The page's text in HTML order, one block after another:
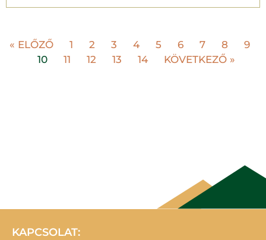
« ELŐZŐ 1 2 3 4 5 6 7 8
9
10
11 12 13 14 KÖVETKEZŐ »
KAPCSOLAT: